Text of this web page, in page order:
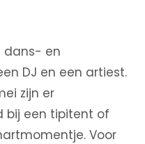
dans- en
DJ en een artiest.
zijn er
bij een tipitent of
Voor